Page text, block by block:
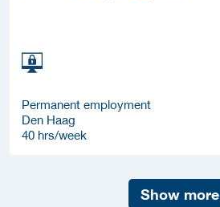
Permanent employment
Den Haag
40 hrs/week
Show more